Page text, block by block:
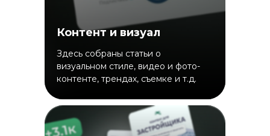
Здесь собраны статьи о
визуальном стиле, видео и фото-
контенте, трендах, съемке и т.д.
Контент и визуал